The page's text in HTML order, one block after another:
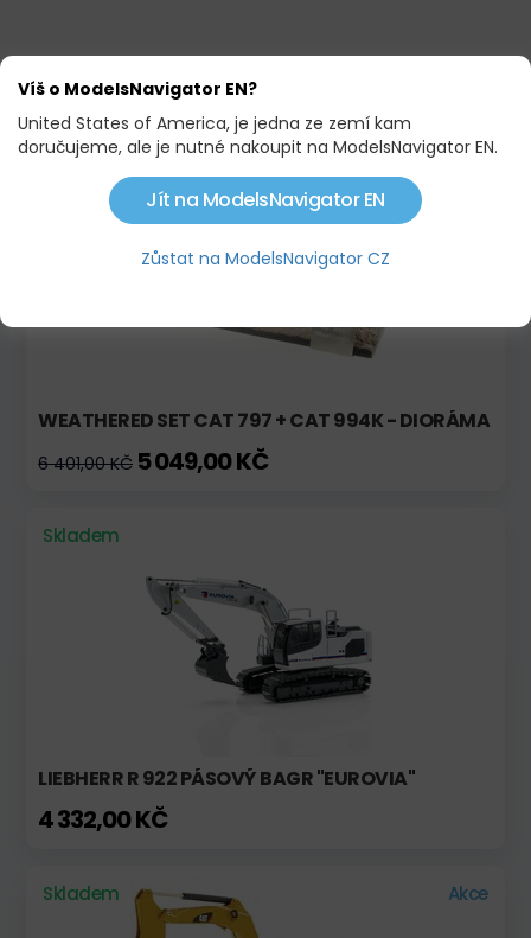
PODOBNÉ PRODUKTY
Skladem Výprodej!
WEATHERED SET CAT 797 + CAT 994K - DIORÁMA
6 401,00 KČ 5 049,00 KČ
Skladem
LIEBHERR R 922 PÁSOVÝ BAGR "EUROVIA"
4 332,00 KČ
Skladem Akce
Víš o ModelsNavigator EN?
United States of America, je jedna ze zemí kam
doručujeme, ale je nutné nakoupit na ModelsNavigator EN.
Jít na ModelsNavigator EN
Zůstat na ModelsNavigator CZ